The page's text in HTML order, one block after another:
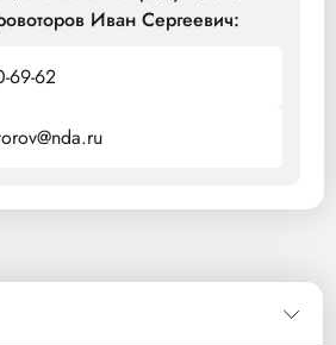
Иван Сергеевич:
69-62